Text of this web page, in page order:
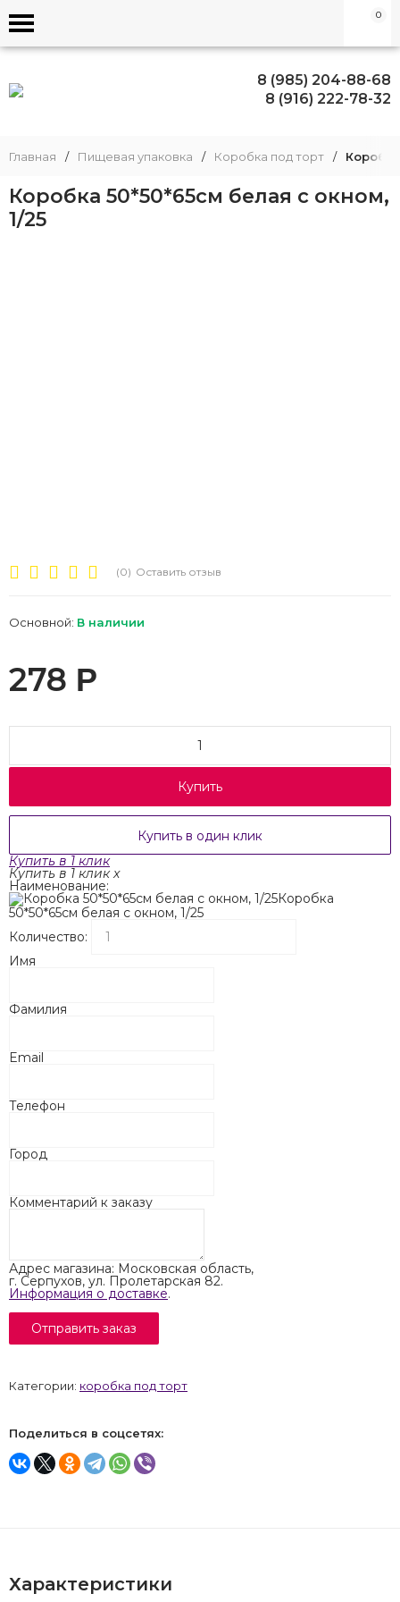
0
8 (985) 204-88-68
8 (916) 222-78-32
Главная / Пищевая упаковка / Коробка под торт /
Коробка 50*50*65см белая с окном,
1/25
(0) Оставить отзыв
Основной: В наличии
278 Р
Купить
Купить в один клик
Купить в 1 клик
Купить в 1 клик x
Наименование:
Коробка
50*50*65см белая с окном, 1/25
Количество:
Имя
Фамилия
Email
Телефон
Город
Комментарий к заказу
Адрес магазина: Московская область,
г. Серпухов, ул. Пролетарская 82.
Информация о доставке.
Категории: коробка под торт
Поделиться в соцсетях:
Характеристики